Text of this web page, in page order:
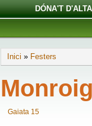
DÓNA'T D'ALTA
Inici » Festers
Gaiata 15